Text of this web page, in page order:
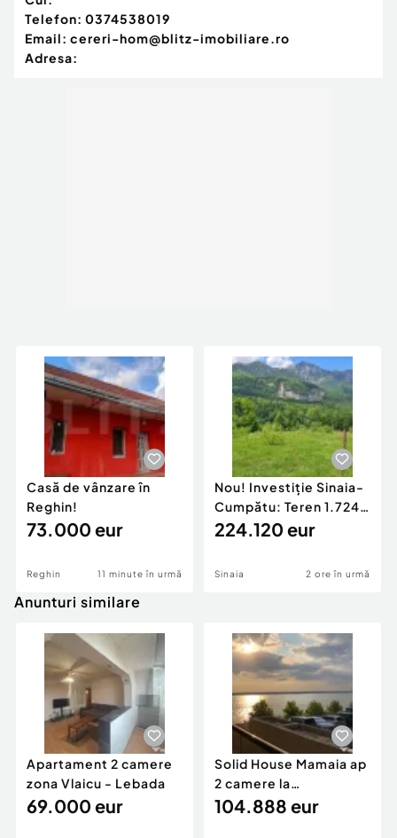
Telefon: 0374538019
Email: cereri-hom@blitz-imobiliare.ro
Adresa:
Casă de vânzare în
Reghin!
73.000 eur
Reghin 11 minute în urmă
Nou! Investiție Sinaia-
Cumpătu: Teren 1.724
mp cu Proiect
224.120 eur
Sinaia 2 ore în urmă
Anunturi similare
Apartament 2 camere
zona Vlaicu - Lebada
69.000 eur
Solid House Mamaia ap
2 camere la
cheie,langa Mega
104.888 eur